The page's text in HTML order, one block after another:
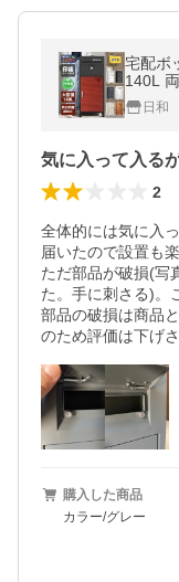
宅配ボ
140L
ポスト
北欧日和
気に入って入る
2
全体的には気に入
届いたので設置も
ただ部品が破損(写
た。手に刺さる)。
部品の破損は商品
のため評価は下げ
購入した商品
カラー/グレー